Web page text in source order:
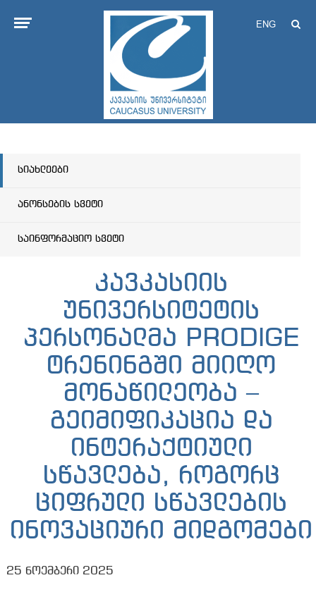
ENG
სიახლეები
ანონსების სვეტი
საინფორმაციო სვეტი
კავკასიის
უნივერსიტეტის
პერსონალმა PRODIGE
ტრენინგში მიიღო
მონაწილეობა –
გეიმიფიკაცია და
ინტერაქტიული
სწავლება, როგორც
ციფრული სწავლების
ინოვაციური მიდგომები
25 ნოემბერი 2025